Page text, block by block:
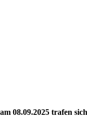
08.09.2025 trafen